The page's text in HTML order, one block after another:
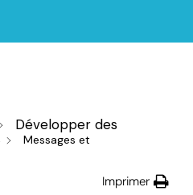
Développer des
Messages et
Imprimer